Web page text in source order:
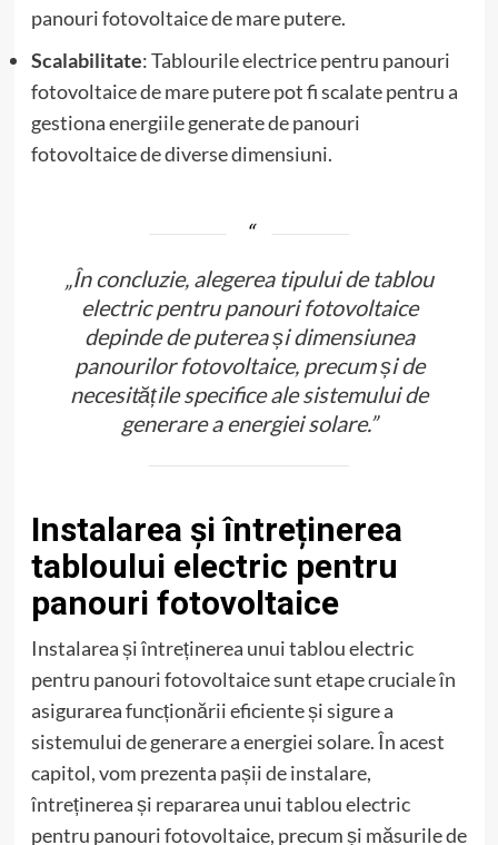
panouri fotovoltaice de mare putere.
Scalabilitate: Tablourile electrice pentru panouri
fotovoltaice de mare putere pot fi scalate pentru a
gestiona energiile generate de panouri
fotovoltaice de diverse dimensiuni.
„În concluzie, alegerea tipului de tablou
electric pentru panouri fotovoltaice
depinde de puterea și dimensiunea
panourilor fotovoltaice, precum și de
necesitățile specifice ale sistemului de
generare a energiei solare.”
Instalarea și întreținerea
tabloului electric pentru
panouri fotovoltaice
Instalarea și întreținerea unui tablou electric
pentru panouri fotovoltaice sunt etape cruciale în
asigurarea funcționării eficiente și sigure a
sistemului de generare a energiei solare. În acest
capitol, vom prezenta pașii de instalare,
întreținerea și repararea unui tablou electric
pentru panouri fotovoltaice, precum și măsurile de